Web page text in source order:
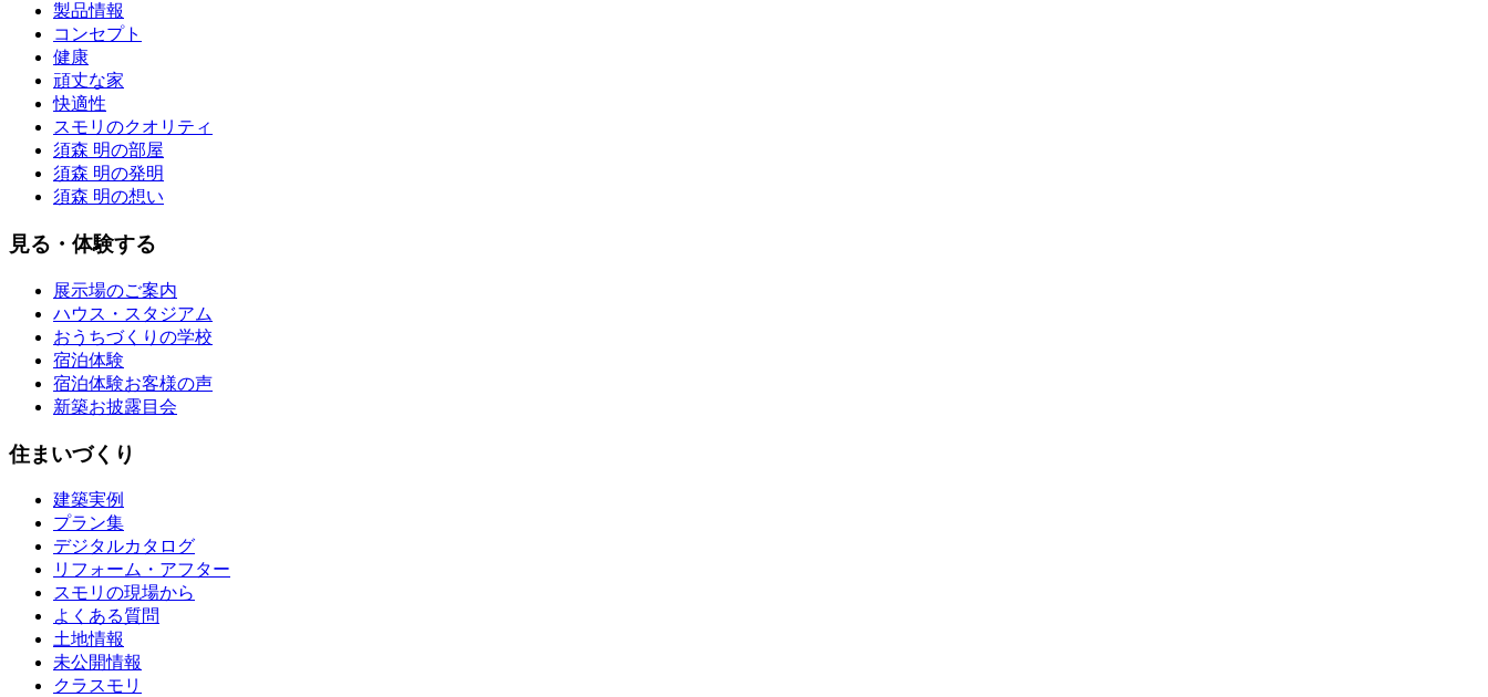
製品情報
コンセプト
健康
頑丈な家
快適性
スモリのクオリティ
須森 明の部屋
須森 明の発明
須森 明の想い
見る・体験する
展示場のご案内
ハウス・スタジアム
おうちづくりの学校
宿泊体験
宿泊体験お客様の声
新築お披露目会
住まいづくり
建築実例
プラン集
デジタルカタログ
リフォーム・アフター
スモリの現場から
よくある質問
土地情報
未公開情報
クラスモリ